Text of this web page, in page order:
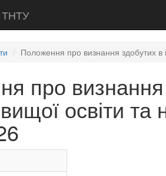
ТНТУ
Положення про визнання здобутих в
про визнання
освіти